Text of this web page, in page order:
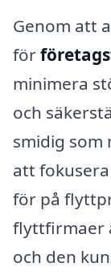
Genom att
för
minimera
och
smidig som
att
för på
flyttfirmaer
och den